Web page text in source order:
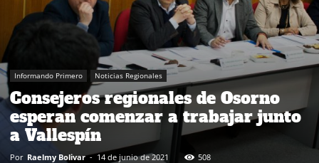
Informando Primero Noticias Regionales
Consejeros regionales de Osorno
esperan comenzar a trabajar junto
a Vallespín
Por Raelmy Bolivar - 14 de junio de 2021 508